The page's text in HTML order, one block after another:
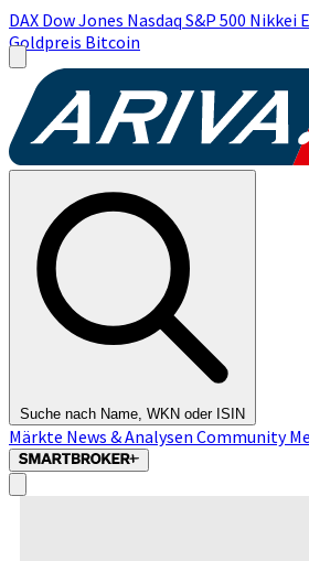
DAX Dow Jones Nasdaq S&P 500 Nikkei
Goldpreis Bitcoin
Suche nach Name, WKN oder ISIN
Märkte News & Analysen Community